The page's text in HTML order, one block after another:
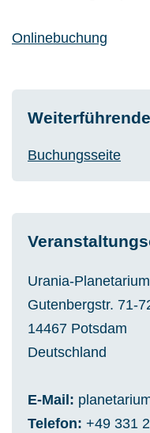
Onlinebuchung
Buchungsseite
Urania-Planetarium
Gutenbergstr. 71-
14467 Potsdam
Deutschland
E-Mail
Telefon +49 331